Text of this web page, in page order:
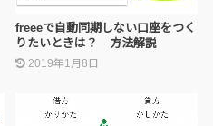
freeeで自動同期しない口座をつく
りたいときは？ 方法解説
2019年1月8日